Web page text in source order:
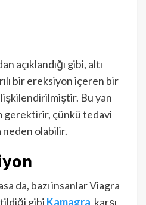
açıklandığı gibi, altı
bir ereksiyon içeren bir
Bu yan
gerektirir, çünkü tedavi
neden olabilir.
da, bazı insanlar Viagra
gibi Kamagra karşı